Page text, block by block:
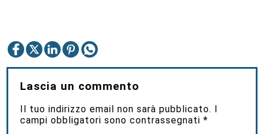
Lascia un commento
Il tuo indirizzo email non sarà pubblicato.
campi obbligatori sono contrassegnati*